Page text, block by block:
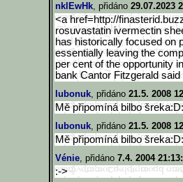
nklEwHk, přidáno 29.07.2023
<a href=http://
rosuvastatin ivermectin
has historically focused on
essentially leaving the
per cent of the opportunity
bank Cantor Fitzgerald
lubonuk, přidáno 21.5. 2008
Mě připomíná bilbo
lubonuk, přidáno 21.5. 2008
Mě připomíná bilbo
Vénie, přidáno 7.4. 2004
:->